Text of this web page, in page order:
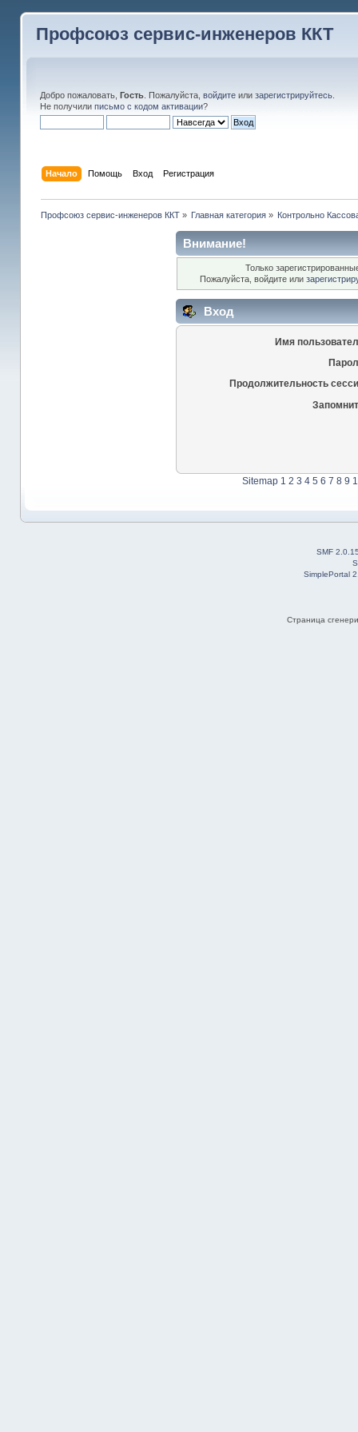
Профсоюз сервис-инженеров ККТ
Добро пожаловать, Гость. Пожалуйста, войдитеили зарегистрируйтесь.
Не получили письмо с кодом активации?
Начало Помощь Вход Регистрация
Профсоюз сервис-инженеров ККТ» Главная категория » Контрольно
Внимание!
Только
Пожалуйста, войдите или
Вход
Имя
Продолжительность
Sitemap 1 2 3 4 5 6 7 8 9
SMF
SimplePortal
Страница